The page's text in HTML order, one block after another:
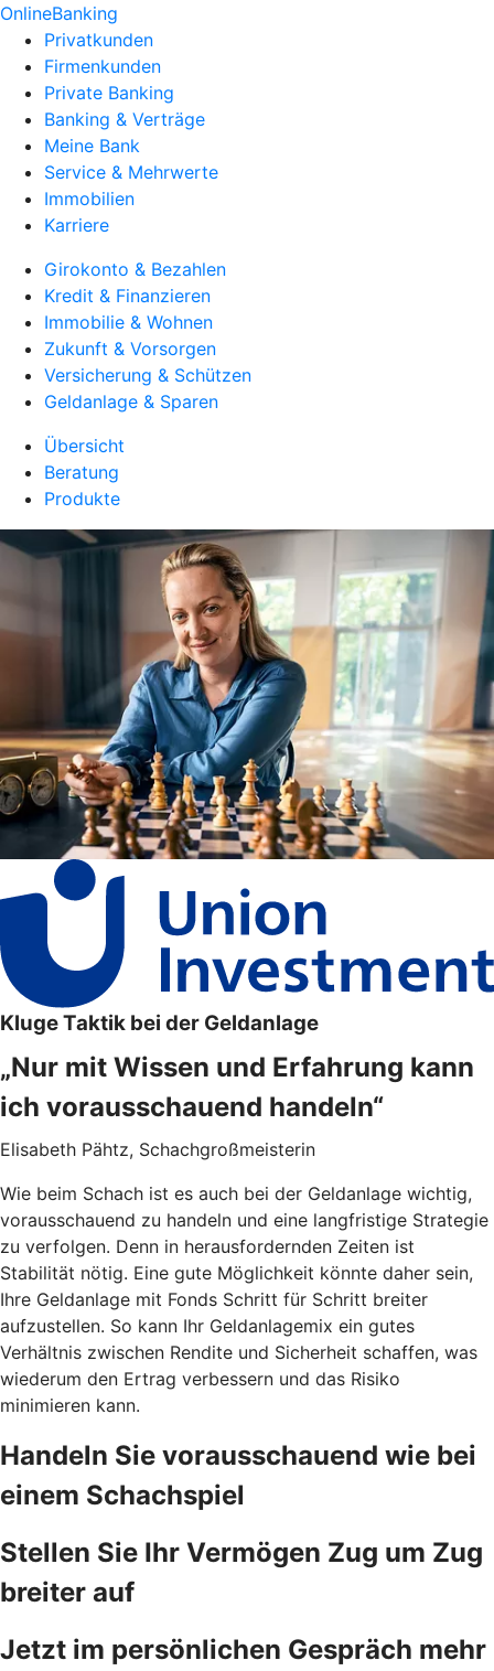
OnlineBanking
Privatkunden
Firmenkunden
Private Banking
Banking & Verträge
Meine Bank
Service & Mehrwerte
Immobilien
Karriere
Girokonto & Bezahlen
Kredit & Finanzieren
Immobilie & Wohnen
Zukunft & Vorsorgen
Versicherung & Schützen
Geldanlage & Sparen
Übersicht
Beratung
Produkte
Kluge Taktik bei der Geldanlage
„Nur mit Wissen und Erfahrung kann
ich vorausschauend handeln“
Elisabeth Pähtz, Schachgroßmeisterin
Wie beim Schach ist es auch bei der Geldanlage wichtig,
vorausschauend zu handeln und eine langfristige Strategie
zu verfolgen. Denn in herausfordernden Zeiten ist
Stabilität nötig. Eine gute Möglichkeit könnte daher sein,
Ihre Geldanlage mit Fonds Schritt für Schritt breiter
aufzustellen. So kann Ihr Geldanlagemix ein gutes
Verhältnis zwischen Rendite und Sicherheit schaffen, was
wiederum den Ertrag verbessern und das Risiko
minimieren kann.
Handeln Sie vorausschauend wie bei
einem Schachspiel
Stellen Sie Ihr Vermögen Zug um Zug
breiter auf
Jetzt im persönlichen Gespräch mehr